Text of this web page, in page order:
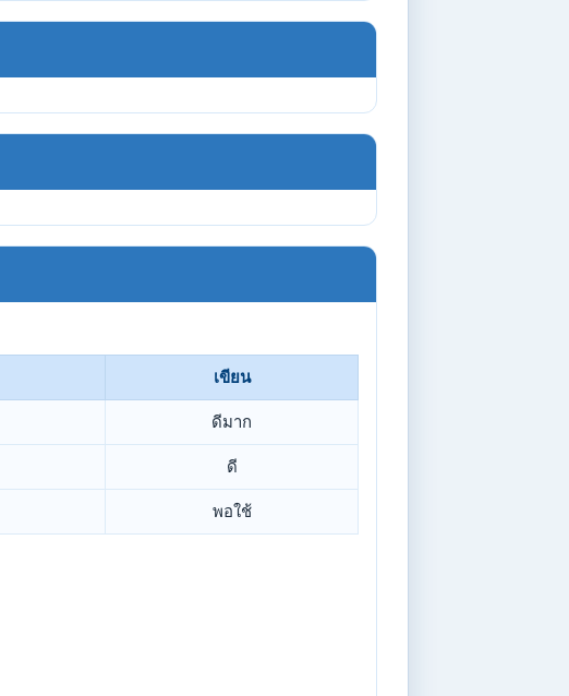
เขียน
ดีมาก
ดี
พอใช้